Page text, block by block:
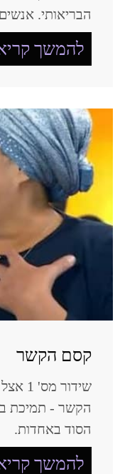
הבריאותי.
להמשך
קסם הקשר
הקשר - תמיכת
הסוד באחדות.
להמשך